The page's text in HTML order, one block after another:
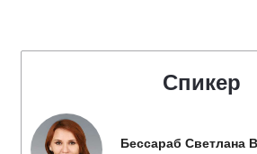
Спикер
Бессараб Светлана